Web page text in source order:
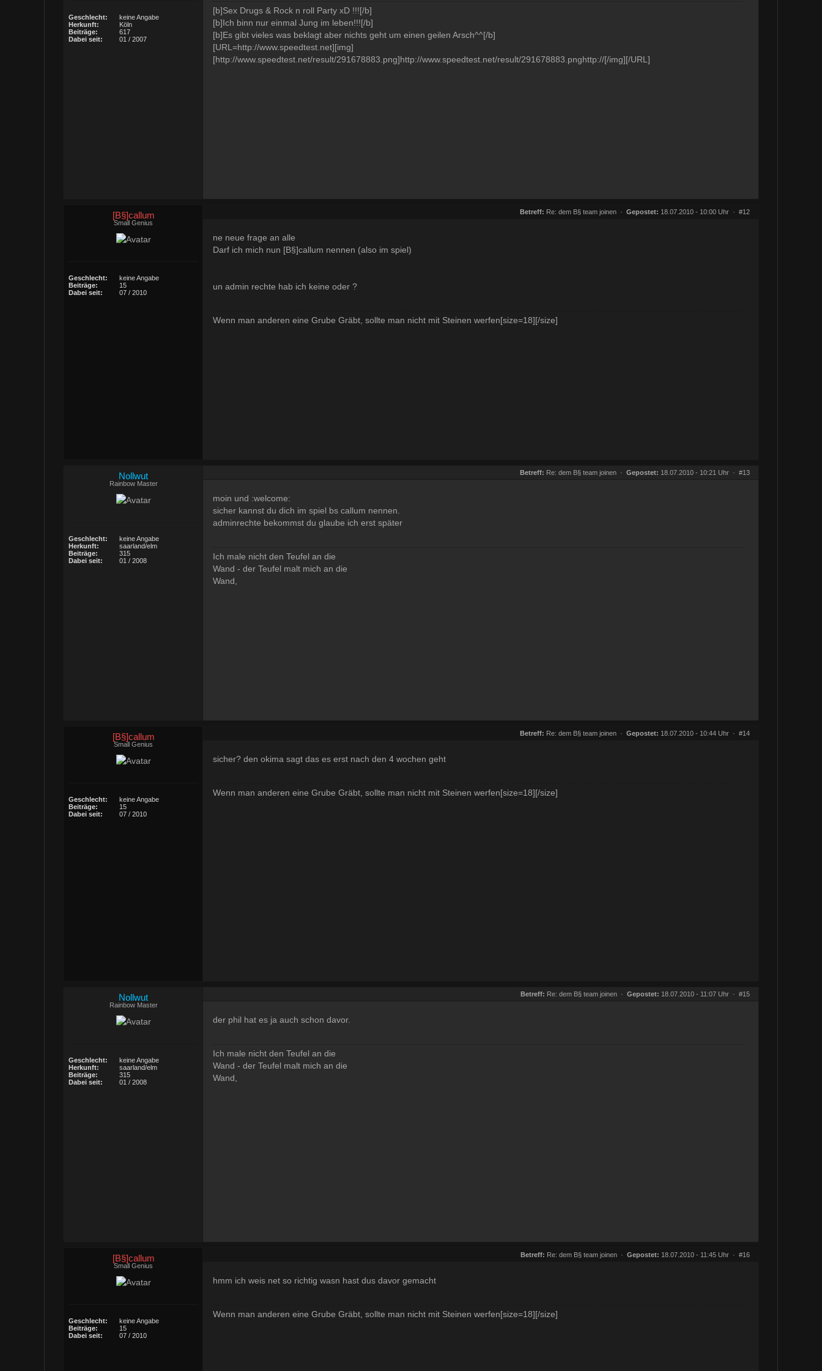
Geschlecht:
keine Angabe
Herkunft:
Köln
Beiträge:
617
Dabei seit:
01 / 2007
[b]Sex Drugs & Rock n roll Party xD !!![/b]
[b]Ich binn nur einmal Jung im leben!!![/b]
[b]Es gibt vieles was beklagt aber nichts geht um einen geilen Arsch^^[/b]
[URL=http://www.speedtest.net][img]
[http://www.speedtest.net/result/291678883.png]http://www.speedtest.net/result/291678883.pnghttp://[/img][/URL]
[B§]callum
Small Genius
Geschlecht:
keine Angabe
Beiträge:
15
Dabei seit:
07 / 2010
Betreff: Re: dem B§ team joinen · Gepostet: 18.07.2010 - 10:00 Uhr · #12
ne neue frage an alle
Darf ich mich nun [B§]callum nennen (also im spiel)
un admin rechte hab ich keine oder ?
Wenn man anderen eine Grube Gräbt, sollte man nicht mit Steinen werfen[size=18][/size]
Nollwut
Rainbow Master
Geschlecht:
keine Angabe
Herkunft:
saarland/elm
Beiträge:
315
Dabei seit:
01 / 2008
Betreff: Re: dem B§ team joinen · Gepostet: 18.07.2010 - 10:21 Uhr · #13
moin und :welcome:
sicher kannst du dich im spiel bs callum nennen.
adminrechte bekommst du glaube ich erst später
Ich male nicht den Teufel an die
Wand - der Teufel malt mich an die
Wand,
[B§]callum
Small Genius
Geschlecht:
keine Angabe
Beiträge:
15
Dabei seit:
07 / 2010
Betreff: Re: dem B§ team joinen · Gepostet: 18.07.2010 - 10:44 Uhr · #14
sicher? den okima sagt das es erst nach den 4 wochen geht
Wenn man anderen eine Grube Gräbt, sollte man nicht mit Steinen werfen[size=18][/size]
Nollwut
Rainbow Master
Geschlecht:
keine Angabe
Herkunft:
saarland/elm
Beiträge:
315
Dabei seit:
01 / 2008
Betreff: Re: dem B§ team joinen · Gepostet: 18.07.2010 - 11:07 Uhr · #15
der phil hat es ja auch schon davor.
Ich male nicht den Teufel an die
Wand - der Teufel malt mich an die
Wand,
[B§]callum
Small Genius
Geschlecht:
keine Angabe
Beiträge:
15
Dabei seit:
07 / 2010
Betreff: Re: dem B§ team joinen · Gepostet: 18.07.2010 - 11:45 Uhr · #16
hmm ich weis net so richtig wasn hast dus davor gemacht
Wenn man anderen eine Grube Gräbt, sollte man nicht mit Steinen werfen[size=18][/size]